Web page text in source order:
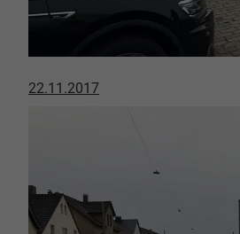
22.11.2017